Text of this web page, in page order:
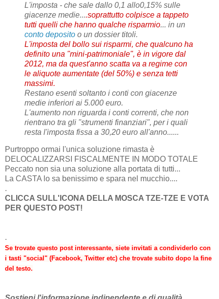
L'imposta - che sale dallo 0,1 allo0,15% sulle
giacenze medie....soprattutto colpisce a tappeto
tutti quelli che hanno qualche risparmio... in un
conto deposito o un dossier titoli.
L'imposta del bollo sui risparmi, che qualcuno ha
definito una "mini-patrimoniale", è in vigore dal
2012, ma da quest'anno scatta va a regime con
le aliquote aumentate (del 50%) e senza tetti
massimi.
Restano esenti soltanto i conti con giacenze
medie inferiori ai 5.000 euro.
L'aumento non riguarda i conti correnti, che non
rientrano tra gli "strumenti finanziari", per i quali
resta l'imposta fissa a 30,20 euro all'anno......
Purtroppo ormai l'unica soluzione rimasta è
DELOCALIZZARSI FISCALMENTE IN MODO TOTALE
Peccato non sia una soluzione alla portata di tutti...
La CASTA lo sa benissimo e spara nel mucchio....
.
CLICCA SULL'ICONA DELLA MOSCA TZE-TZE E VOTA
PER QUESTO POST!
.
Se trovate questo post interessante, siete invitati a condividerlo con
i tasti "social" (Facebook, Twitter etc) che trovate subito dopo la fine
del testo.